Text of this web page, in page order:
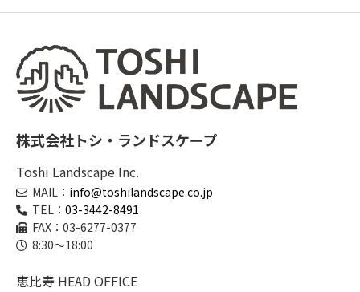
株式会社トシ・ランドスケープ
Toshi Landscape Inc.
MAIL： info@toshilandscape.co.jp
TEL： 03-3442-8491
FAX：03-6277-0377
8:30～18:00
恵比寿 HEAD OFFICE